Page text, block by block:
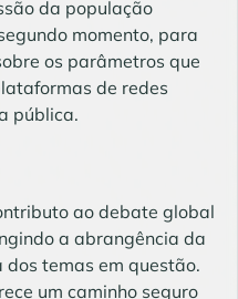
da população
momento, para
os parâmetros que
de redes
pública.
ao debate global
a abrangência da
temas em questão.
um caminho seguro